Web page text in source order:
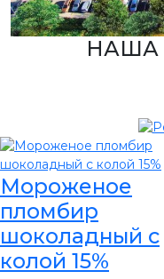
НАША
Мороженое
пломбир
шоколадный с
колой 15%